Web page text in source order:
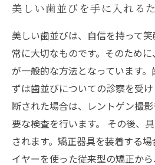
美しい歯並びを手に入れる
美しい歯並びは、自信を持って
常に大切なものです。そのため
が一般的な方法となっています
ずは歯並びについての診察を受
断された場合は、レントゲン撮
要な検査を行います。 その後、
されます。矯正器具を装着する
イヤーを使った従来型の矯正か